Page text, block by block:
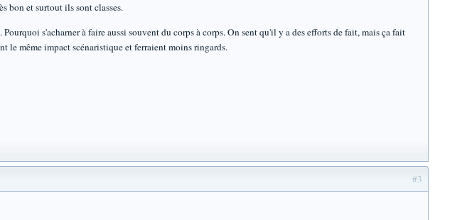
bon et surtout ils sont classes.
s'acharner à faire aussi souvent du corps à corps. On sent qu'il y a des efforts de fait, mais ça fait
le même impact scénaristique et ferraient moins ringards.
#3